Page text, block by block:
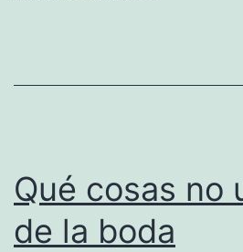
Qué cosas no
de la boda